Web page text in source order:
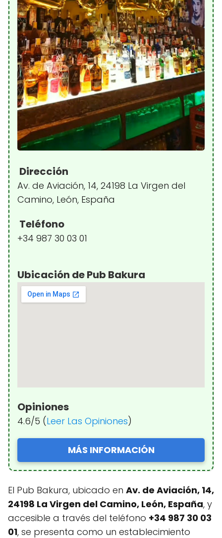
Dirección
Av. de Aviación, 14, 24198 La Virgen del
Camino, León, España
Teléfono
+34 987 30 03 01
Ubicación de Pub Bakura
Opiniones
4.6/5 (Leer Las Opiniones)
MÁS INFORMACIÓN
El Pub Bakura, ubicado en Av. de Aviación, 14,
24198 La Virgen del Camino, León, España, y
accesible a través del teléfono +34 987 30 03
01, se presenta como un establecimiento